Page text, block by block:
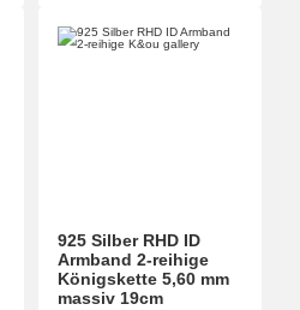
925 Silber RHD ID
Armband 2-reihige
Königskette 5,60 mm
massiv 19cm